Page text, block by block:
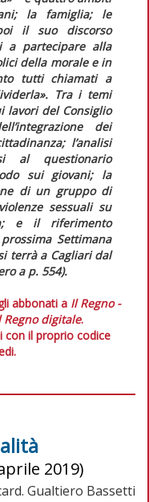
la famiglia; le
il suo discorso
a partecipare alla
della morale e in
tutti chiamati a
Tra i temi
lavori del Consiglio
dei
l’analisi
al questionario
sui giovani; la
di un gruppo di
sessuali su
e il riferimento
Settimana
terrà a Cagliari dal
a p. 554).
abbonati a Il Regno -
Regno digitale.
con il proprio codice
2019)
Gualtiero Bassetti